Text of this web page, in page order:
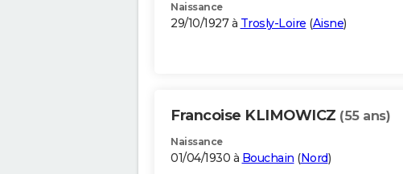
Naissance
29/10/1927 à Trosly-Loire (Aisne)
Francoise KLIMOWICZ (55 ans)
Naissance
01/04/1930 à Bouchain (Nord)